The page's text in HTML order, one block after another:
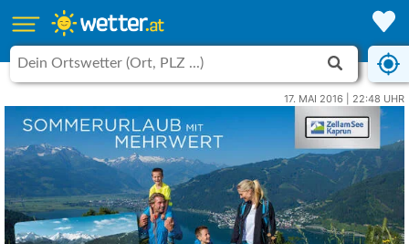
17. MAI 2016 | 22:48 UHR